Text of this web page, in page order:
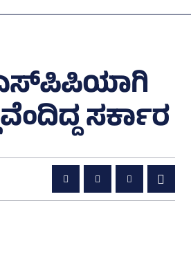
ಎಸ್‌ಪಿಪಿಯಾಗಿ
ಸರ್ಕಾರ